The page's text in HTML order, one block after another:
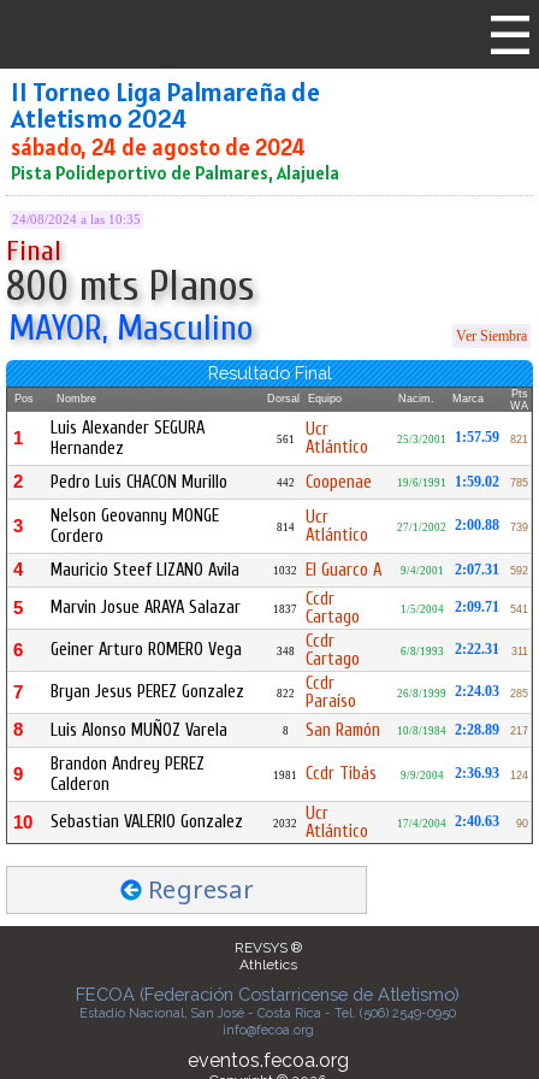
II Torneo Liga Palmareña de
Atletismo 2024
sábado, 24 de agosto de 2024
Pista Polideportivo de Palmares, Alajuela
24/08/2024 a las 10:35
Final
800 mts Planos
MAYOR, Masculino Ver Siembra
Resultado Final
Pos Nombre Dorsal Equipo Nacim. Marca
Pts
WA
1
Luis Alexander SEGURA
Hernandez
561
Ucr
Atlántico
25/3/2001 1:57.59 821
2 Pedro Luis CHACON Murillo 442 Coopenae 19/6/1991 1:59.02 785
3
Nelson Geovanny MONGE
Cordero
814
Ucr
Atlántico
27/1/2002 2:00.88 739
4 Mauricio Steef LIZANO Avila 1032 El Guarco A 9/4/2001 2:07.31 592
5 Marvin Josue ARAYA Salazar 1837
Ccdr
Cartago
1/5/2004 2:09.71 541
6 Geiner Arturo ROMERO Vega 348
Ccdr
Cartago
6/8/1993 2:22.31 311
7 Bryan Jesus PEREZ Gonzalez 822
Ccdr
Paraíso
26/8/1999 2:24.03 285
8 Luis Alonso MUÑOZ Varela 8 San Ramón 10/8/1984 2:28.89 217
9
Brandon Andrey PEREZ
Calderon
1981 Ccdr Tibás 9/9/2004 2:36.93 124
10 Sebastian VALERIO Gonzalez 2032
Ucr
Atlántico
17/4/2004 2:40.63 90
Regresar
REVSYS ®
Athletics
FECOA (Federación Costarricense de Atletismo)
Estadio Nacional, San José - Costa Rica - Tel. (506) 2549-0950
info@fecoa.org
eventos.fecoa.org